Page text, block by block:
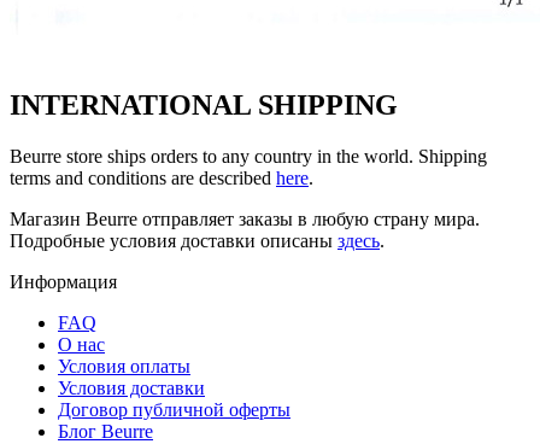
INTERNATIONAL SHIPPING
Beurre store ships orders to any country in the world. Shipping
terms and conditions are described here.
Магазин Beurre отправляет заказы в любую страну мира.
Подробные условия доставки описаны здесь.
Информация
FAQ
O нас
Условия оплаты
Условия доставки
Договор публичной оферты
Блог Beurre